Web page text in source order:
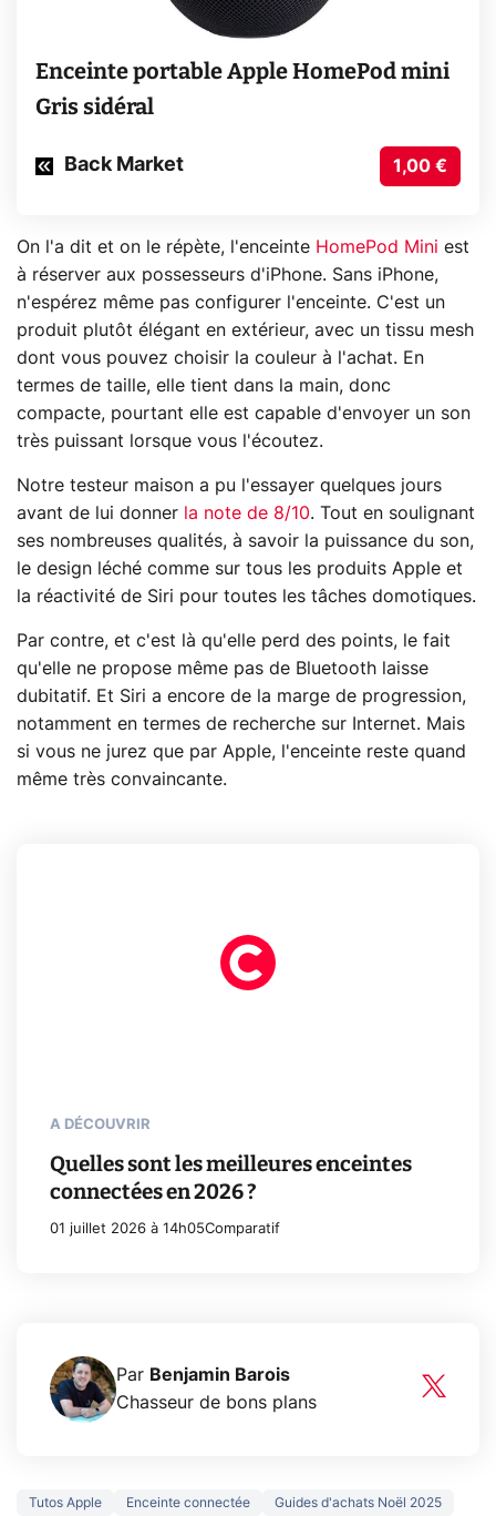
Enceinte portable Apple HomePod mini
Gris sidéral
Back Market 1,00 €
On l'a dit et on le répète, l'enceinte HomePod Mini est
à réserver aux possesseurs d'iPhone. Sans iPhone,
n'espérez même pas configurer l'enceinte. C'est un
produit plutôt élégant en extérieur, avec un tissu mesh
dont vous pouvez choisir la couleur à l'achat. En
termes de taille, elle tient dans la main, donc
compacte, pourtant elle est capable d'envoyer un son
très puissant lorsque vous l'écoutez.
Notre testeur maison a pu l'essayer quelques jours
avant de lui donner la note de 8/10. Tout en soulignant
ses nombreuses qualités, à savoir la puissance du son,
le design léché comme sur tous les produits Apple et
la réactivité de Siri pour toutes les tâches domotiques.
Par contre, et c'est là qu'elle perd des points, le fait
qu'elle ne propose même pas de Bluetooth laisse
dubitatif. Et Siri a encore de la marge de progression,
notamment en termes de recherche sur Internet. Mais
si vous ne jurez que par Apple, l'enceinte reste quand
même très convaincante.
A DÉCOUVRIR
Quelles sont les meilleures enceintes
connectées en 2026 ?
01 juillet 2026 à 14h05Comparatif
Par Benjamin Barois
Chasseur de bons plans
Tutos Apple Enceinte connectée Guides d'achats Noël 2025